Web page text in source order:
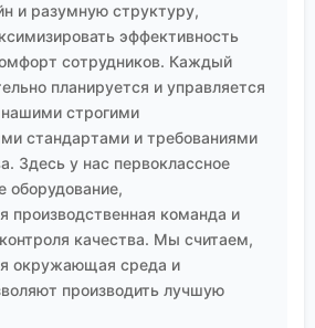
и разумную структуру,
эффективность
сотрудников. Каждый
планируется и управляется
нашими строгими
стандартами и требованиями
Здесь у нас первоклассное
оборудование,
производственная команда и
качества. Мы считаем,
окружающая среда и
производить лучшую